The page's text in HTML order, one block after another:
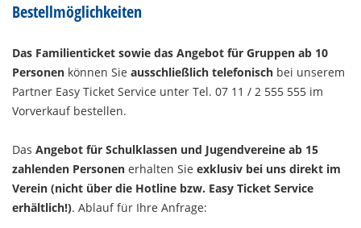
Bestellmöglichkeiten
Das Familienticket sowie das Angebot für Gruppen ab 10
Personen können Sie ausschließlich telefonisch bei unserem
Partner Easy Ticket Service unter Tel. 07 11 / 2 555 555 im
Vorverkauf bestellen.
Das Angebot für Schulklassen und Jugendvereine ab 15
zahlenden Personen erhalten Sie exklusiv bei uns direkt im
Verein (nicht über die Hotline bzw. Easy Ticket Service
erhältlich!). Ablauf für Ihre Anfrage: